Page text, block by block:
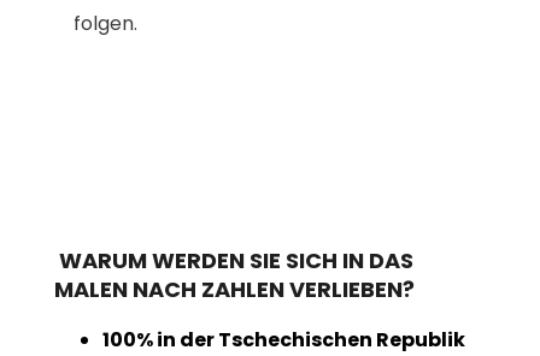
folgen.
WARUM WERDEN SIE SICH IN DAS
MALEN NACH ZAHLEN VERLIEBEN?
100% in der Tschechischen Republik